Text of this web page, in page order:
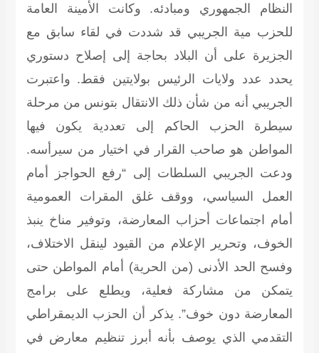
النظام الجمهوري ومبادئه. وكانت الأمينة العامة
للحزب مية الجريبي قد شددت في لقاء سابق مع
الجزيرة على أن البلاد بحاجة إلى إصلاح دستوري
يحدد عدد ولايات الرئيس بولايتين فقط. واعتبرت
الجريبي أنه من شأن ذلك الانتقال بتونس من مرحلة
سيطرة الحزب الحاكم إلى تعددية يكون فيها
المواطن هو صاحب القرار في اختيار من سيرأسه.
ودعت الجريبي السلطات إلى “رفع الحواجز أمام
العمل السياسي، ووقف غلق المقرات العمومية
أمام اجتماعات أحزاب المعارضة، وتوفير مناخ ينبذ
الخوف، وتحرير الإعلام من القيود لينقل الاختلاف،
وفسح الحد الأدنى (من الحرية) أمام المواطن حتى
يتمكن من مشاركة فعلية، ويطلع على برامج
المعارضة دون خوف”. يذكر أن الحزب الديمقراطي
التقدمي الذي يوصف بأنه أبرز تنظيم معارض في